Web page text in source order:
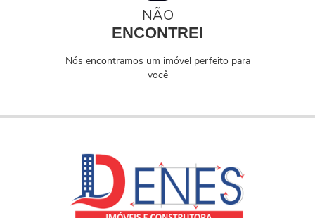
NÃO
ENCONTREI
Nós encontramos um imóvel perfeito para
você